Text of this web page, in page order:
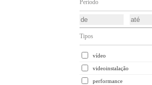
Período
Tipos
vídeo
videoinstalação
performance